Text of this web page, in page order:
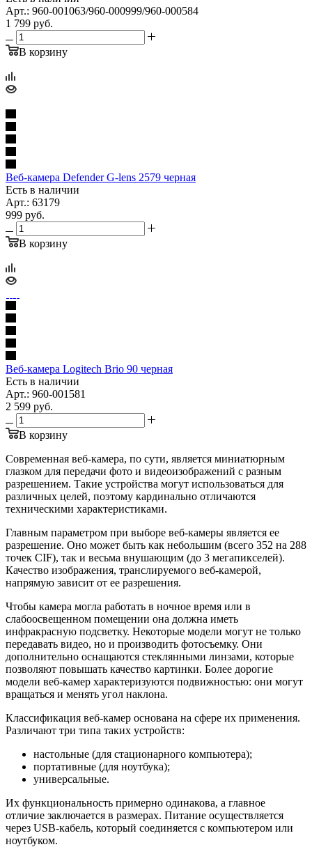
Арт.: 960-001063/960-000999/960-000584
1 799 руб.
В корзину
Веб-камера Defender G-lens 2579 черная
Есть в наличии
Арт.: 63179
999 руб.
В корзину
Веб-камера Logitech Brio 90 черная
Есть в наличии
Арт.: 960-001581
2 599 руб.
В корзину
Современная веб-камера, по сути, является миниатюрным
глазком для передачи фото и видеоизображений с разным
разрешением. Такие устройства могут использоваться для
различных целей, поэтому кардинально отличаются
техническими характеристиками.
Главным параметром при выборе веб-камеры является ее
разрешение. Оно может быть как небольшим (всего 352 на 288
точек CIF), так и весьма внушающим (до 3 мегапикселей).
Качество изображения, транслируемого веб-камерой,
напрямую зависит от ее разрешения.
Чтобы камера могла работать в ночное время или в
слабоосвещенном помещении она должна иметь
инфракрасную подсветку. Некоторые модели могут не только
передавать видео, но и производить фотосъемку. Они
дополнительно оснащаются стеклянными линзами, которые
позволяют повышать качество картинки. Более дорогие
модели веб-камер характеризуются подвижностью: они могут
вращаться и менять угол наклона.
Классификация веб-камер основана на сфере их применения.
Различают три типа таких устройств:
настольные (для стационарного компьютера);
портативные (для ноутбука);
универсальные.
Их функциональность примерно одинакова, а главное
отличие заключается в размерах. Питание осуществляется
через USB-кабель, который соединяется с компьютером или
ноутбуком.